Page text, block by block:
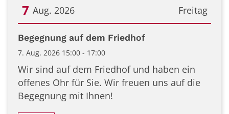
Freitag
7 Aug. 2026
Datum: 7. August 2026
Begegnung auf dem Friedhof
7. Aug. 2026 15:00 - 17:00
Wir sind auf dem Friedhof und haben ein
offenes Ohr für Sie. Wir freuen uns auf die
Begegnung mit Ihnen!